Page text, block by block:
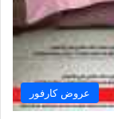
عروض كارفور